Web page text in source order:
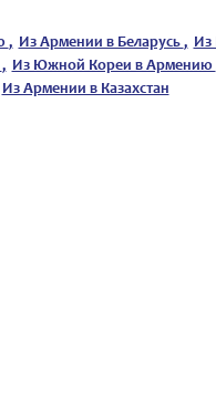
, Из Армении в Беларусь , Из
, Из Южной Кореи в Армению
Из Армении в Казахстан